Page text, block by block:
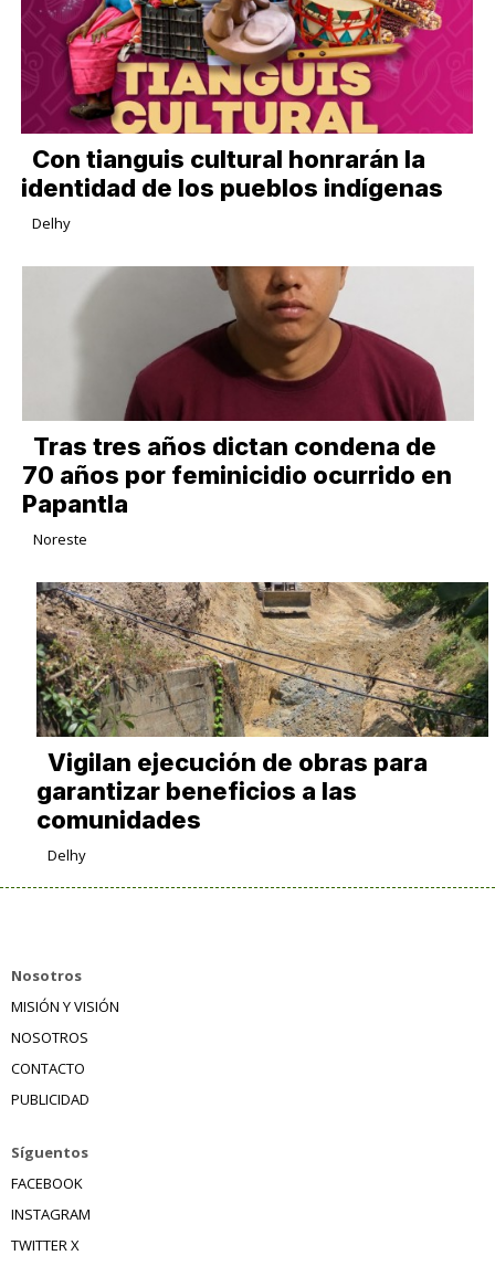
Con tianguis cultural honrarán la
identidad de los pueblos indígenas
Delhy
Tras tres años dictan condena de
70 años por feminicidio ocurrido en
Papantla
Noreste
Vigilan ejecución de obras para
garantizar beneficios a las
comunidades
Delhy
Nosotros
MISIÓN Y VISIÓN
NOSOTROS
CONTACTO
PUBLICIDAD
Síguentos
FACEBOOK
INSTAGRAM
TWITTER X